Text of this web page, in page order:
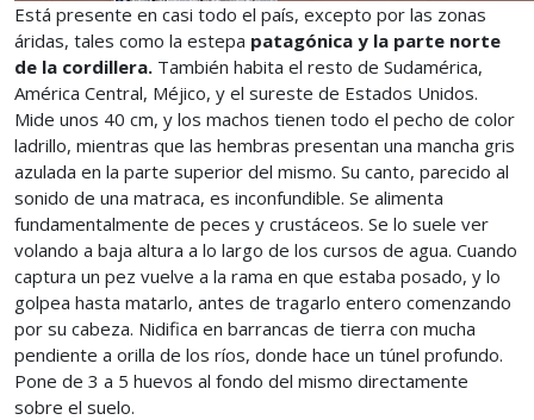
Está presente en casi todo el país, excepto por las zonas
áridas, tales como la estepa patagónica y la parte norte
de la cordillera. También habita el resto de Sudamérica,
América Central, Méjico, y el sureste de Estados Unidos.
Mide unos 40 cm, y los machos tienen todo el pecho de color
ladrillo, mientras que las hembras presentan una mancha gris
azulada en la parte superior del mismo. Su canto, parecido al
sonido de una matraca, es inconfundible. Se alimenta
fundamentalmente de peces y crustáceos. Se lo suele ver
volando a baja altura a lo largo de los cursos de agua. Cuando
captura un pez vuelve a la rama en que estaba posado, y lo
golpea hasta matarlo, antes de tragarlo entero comenzando
por su cabeza. Nidifica en barrancas de tierra con mucha
pendiente a orilla de los ríos, donde hace un túnel profundo.
Pone de 3 a 5 huevos al fondo del mismo directamente
sobre el suelo.